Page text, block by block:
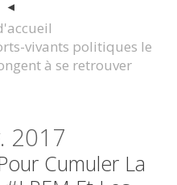
vivants politiques le
à se retrouver
2017
Cumuler La